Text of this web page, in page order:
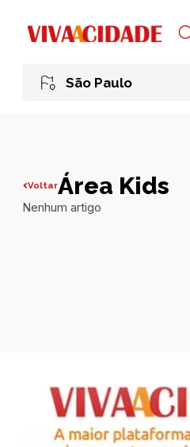
São Paulo
VoltarÁrea Kids
Nenhum artigo